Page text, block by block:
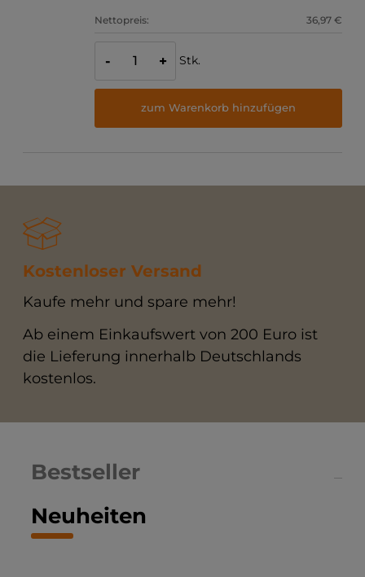
Nettopreis: 36,97 €
- + Stk.
zum Warenkorb hinzufügen
Kostenloser Versand
Kaufe mehr und spare mehr!
Ab einem Einkaufswert von 200 Euro ist
die Lieferung innerhalb Deutschlands
kostenlos.
Neuheiten
Bestseller